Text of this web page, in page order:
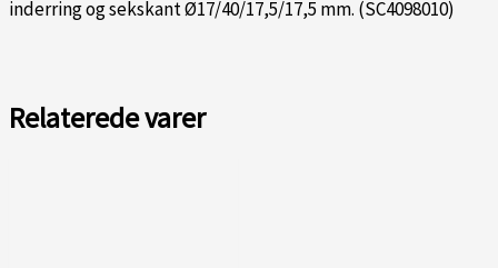
inderring og sekskant Ø17/40/17,5/17,5 mm. (SC4098010)
Relaterede varer